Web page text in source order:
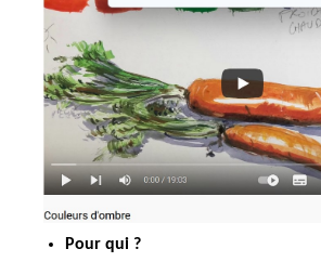
Pour qui ?